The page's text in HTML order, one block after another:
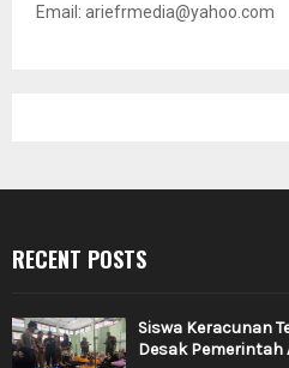
Email: ariefrmedia@yahoo.com
RECENT POSTS
Siswa Keracunan
Desak Pemerintah